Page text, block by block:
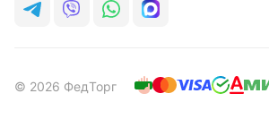
© 2026 ФедТорг